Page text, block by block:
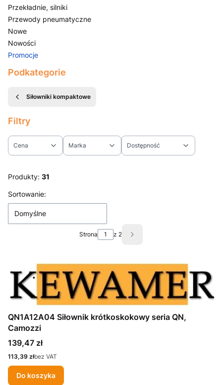
Przekładnie, silniki
Przewody pneumatyczne
Nowe
Nowości
Promocje
Koniec menu
Podkategorie
Siłowniki kompaktowe
Filtry
Cena Marka Dostępność
Produkty: 31
Lista produktów
Sortowanie:
Domyślne
Strona z 2 Następne produkty
QN1A12A04 Siłownik krótkoskokowy seria QN,
Camozzi
Cena
139,47 zł
Cena
113,39 złbez VAT
Do koszyka